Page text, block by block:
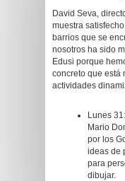
David Seva,
muestra
barrios que se
nosotros ha sido
Edusi porque
concreto que está
actividades
Lunes
Mario
por los
ideas de
para
dibujar.